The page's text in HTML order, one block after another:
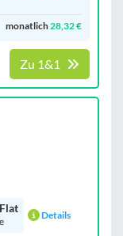
monatlich 28,32 €
Zu 1&1
Details